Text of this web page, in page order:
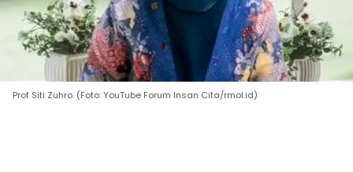
Prof Siti Zuhro. (Foto: YouTube Forum Insan Cita/rmol.id)